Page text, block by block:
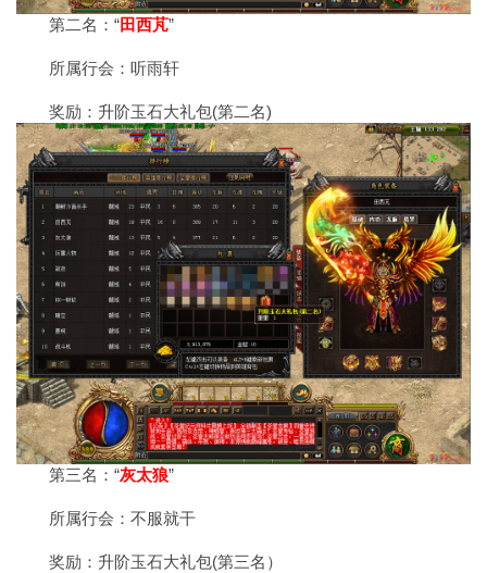
第二名：“田西芃”
所属行会：听雨轩
奖励：升阶玉石大礼包(第二名)
第三名：“灰太狼”
所属行会：不服就干
奖励：升阶玉石大礼包(第三名）